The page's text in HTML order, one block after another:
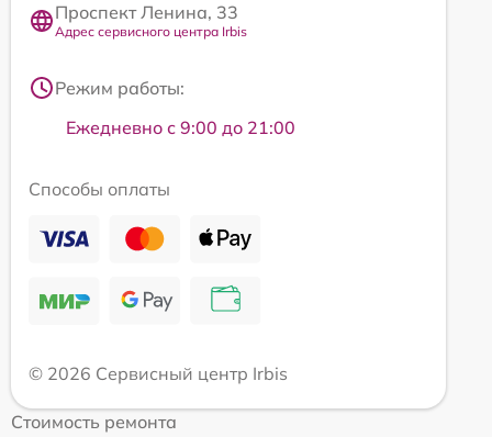
Проспект Ленина, 33
Адрес сервисного центра Irbis
Режим работы:
Ежедневно с 9:00 до 21:00
Способы оплаты
© 2026 Сервисный центр Irbis
Стоимость ремонта